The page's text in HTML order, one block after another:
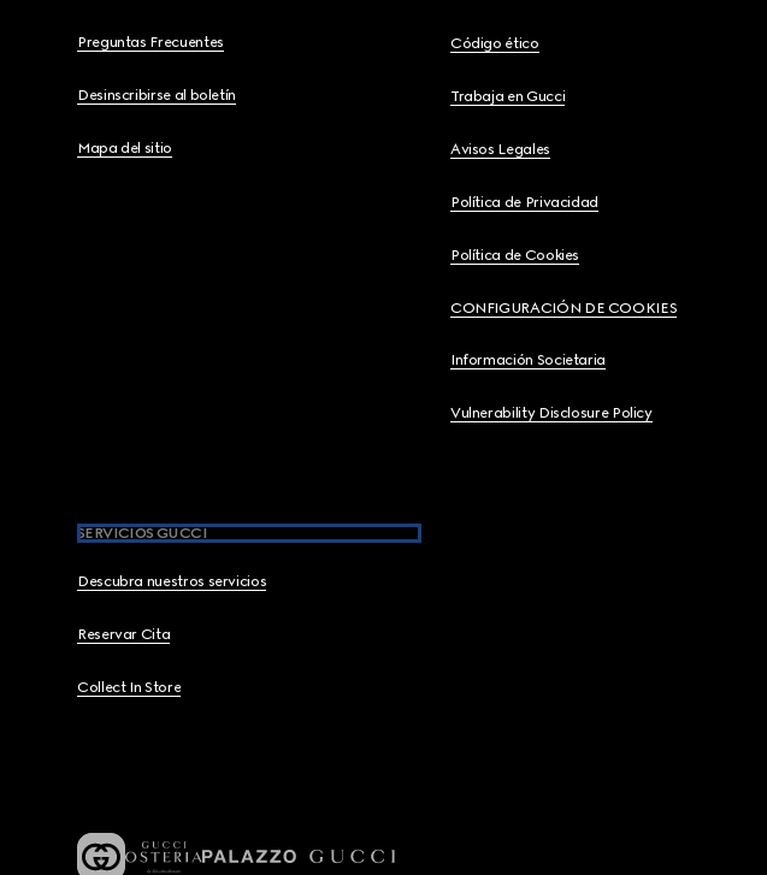
Preguntas Frecuentes
Desinscribirse al boletín
Mapa del sitio
Código ético
Trabaja en Gucci
Avisos Legales
Política de Privacidad
Política de Cookies
CONFIGURACIÓN DE COOKIES
Información Societaria
Vulnerability Disclosure Policy
SERVICIOS GUCCI
Descubra nuestros servicios
Reservar Cita
Collect In Store